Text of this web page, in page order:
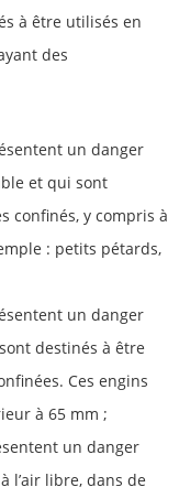
à être utilisés en
des
un danger
et qui sont
confinés, y compris à
: petits pétards,
un danger
destinés à être
Ces engins
à 65 mm ;
un danger
l’air libre, dans de